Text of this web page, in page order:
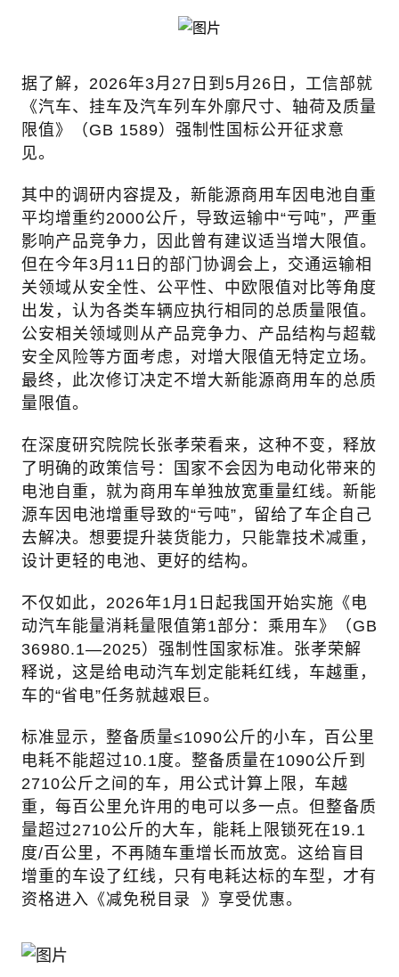
据了解，2026年3月27日到5月26日，工信部就
《汽车、挂车及汽车列车外廓尺寸、轴荷及质量
限值》（GB 1589）强制性国标公开征求意
见。
其中的调研内容提及，新能源商用车因电池自重
平均增重约2000公斤，导致运输中“亏吨”，严重
影响产品竞争力，因此曾有建议适当增大限值。
但在今年3月11日的部门协调会上，交通运输相
关领域从安全性、公平性、中欧限值对比等角度
出发，认为各类车辆应执行相同的总质量限值。
公安相关领域则从产品竞争力、产品结构与超载
安全风险等方面考虑，对增大限值无特定立场。
最终，此次修订决定不增大新能源商用车的总质
量限值。
在深度研究院院长张孝荣看来，这种不变，释放
了明确的政策信号：国家不会因为电动化带来的
电池自重，就为商用车单独放宽重量红线。新能
源车因电池增重导致的“亏吨”，留给了车企自己
去解决。想要提升装货能力，只能靠技术减重，
设计更轻的电池、更好的结构。
不仅如此，2026年1月1日起我国开始实施《电
动汽车能量消耗量限值第1部分：乘用车》（GB
36980.1—2025）强制性国家标准。张孝荣解
释说，这是给电动汽车划定能耗红线，车越重，
车的“省电”任务就越艰巨。
标准显示，整备质量≤1090公斤的小车，百公里
电耗不能超过10.1度。整备质量在1090公斤到
2710公斤之间的车，用公式计算上限，车越
重，每百公里允许用的电可以多一点。但整备质
量超过2710公斤的大车，能耗上限锁死在19.1
度/百公里，不再随车重增长而放宽。这给盲目
增重的车设了红线，只有电耗达标的车型，才有
资格进入《减免税目录 》享受优惠。